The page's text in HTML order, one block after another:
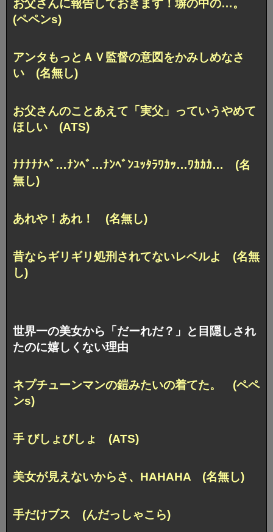
お父さんに報告しておきます！塀の中の…。
(ペペンs)
アンタもっとＡＶ監督の意図をかみしめなさ
い (名無し)
お父さんのことあえて「実父」っていうやめて
ほしい (ATS)
ﾅﾅﾅﾅﾅﾍﾞ…ﾅﾝﾍﾞ…ﾅﾝﾍﾞﾝﾕｯﾀﾗﾜｶｯ…ﾜｶｶｶ… (名
無し)
あれや！あれ！ (名無し)
昔ならギリギリ処刑されてないレベルよ (名無
し)
世界一の美女から「だーれだ？」と目隠しされ
たのに嬉しくない理由
ネプチューンマンの鎧みたいの着てた。 (ペペ
ンs)
手 びしょびしょ (ATS)
美女が見えないからさ、HAHAHA (名無し)
手だけブス (んだっしゃこら)